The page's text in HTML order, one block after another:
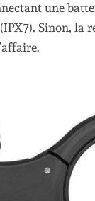
une
Sinon, la